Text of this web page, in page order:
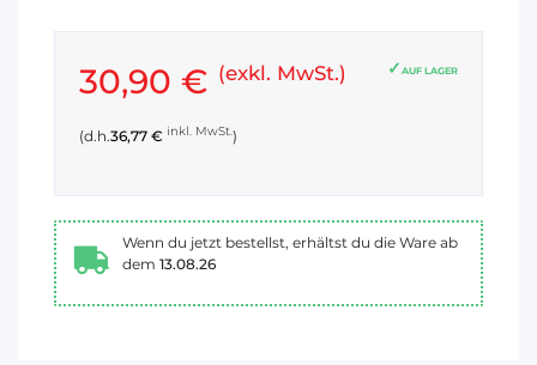
AUF LAGER
30,90 € (exkl. MwSt.)
(d.h.36,77 € inkl. MwSt.)
Wenn du jetzt bestellst, erhältst du die Ware ab
dem 13.08.26